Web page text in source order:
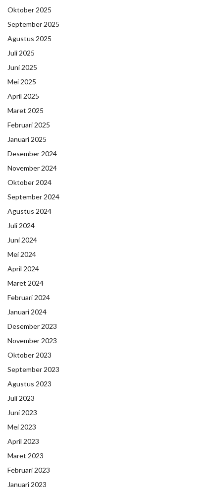
Oktober 2025
September 2025
Agustus 2025
Juli 2025
Juni 2025
Mei 2025
April 2025
Maret 2025
Februari 2025
Januari 2025
Desember 2024
November 2024
Oktober 2024
September 2024
Agustus 2024
Juli 2024
Juni 2024
Mei 2024
April 2024
Maret 2024
Februari 2024
Januari 2024
Desember 2023
November 2023
Oktober 2023
September 2023
Agustus 2023
Juli 2023
Juni 2023
Mei 2023
April 2023
Maret 2023
Februari 2023
Januari 2023